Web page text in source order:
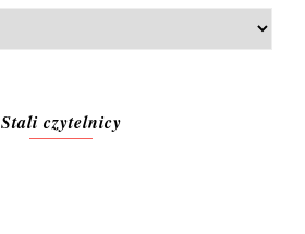
Stali czytelnicy